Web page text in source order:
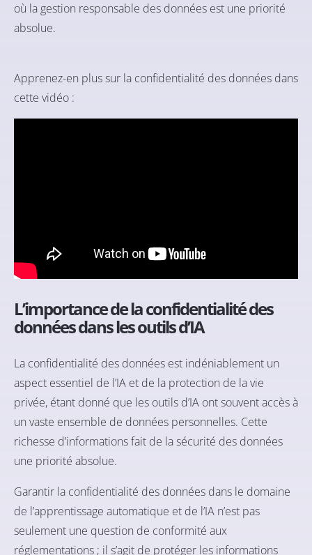
où la gestion responsable des données est une priorité
absolue.
Apprenez-en plus sur la confidentialité des données dans
cette vidéo :
L’importance de la confidentialité des
données dans les outils d’IA
La confidentialité des données est indéniablement un
aspect essentiel de l’IA et de la protection de la vie
privée, étant donné que les outils d’IA ont souvent accès à
un vaste ensemble de données personnelles. Cette
richesse d’informations fait de la sécurité des données
une priorité absolue.
Garantir la confidentialité des données dans le domaine
de l’apprentissage automatique et de l’IA n’est pas
seulement une question de conformité aux
réglementations ; il s’agit de protéger les informations